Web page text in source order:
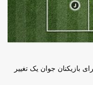
چرا 4×4 نروژی برای بازیکنان جوان یک تغییر